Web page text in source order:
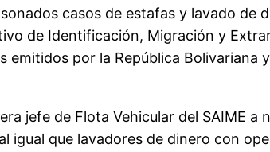
casos de estafas y lavado de
de Identificación, Migración y
por la República Bolivariana
jefe de Flota Vehicular del SAIME a
igual que lavadores de dinero con